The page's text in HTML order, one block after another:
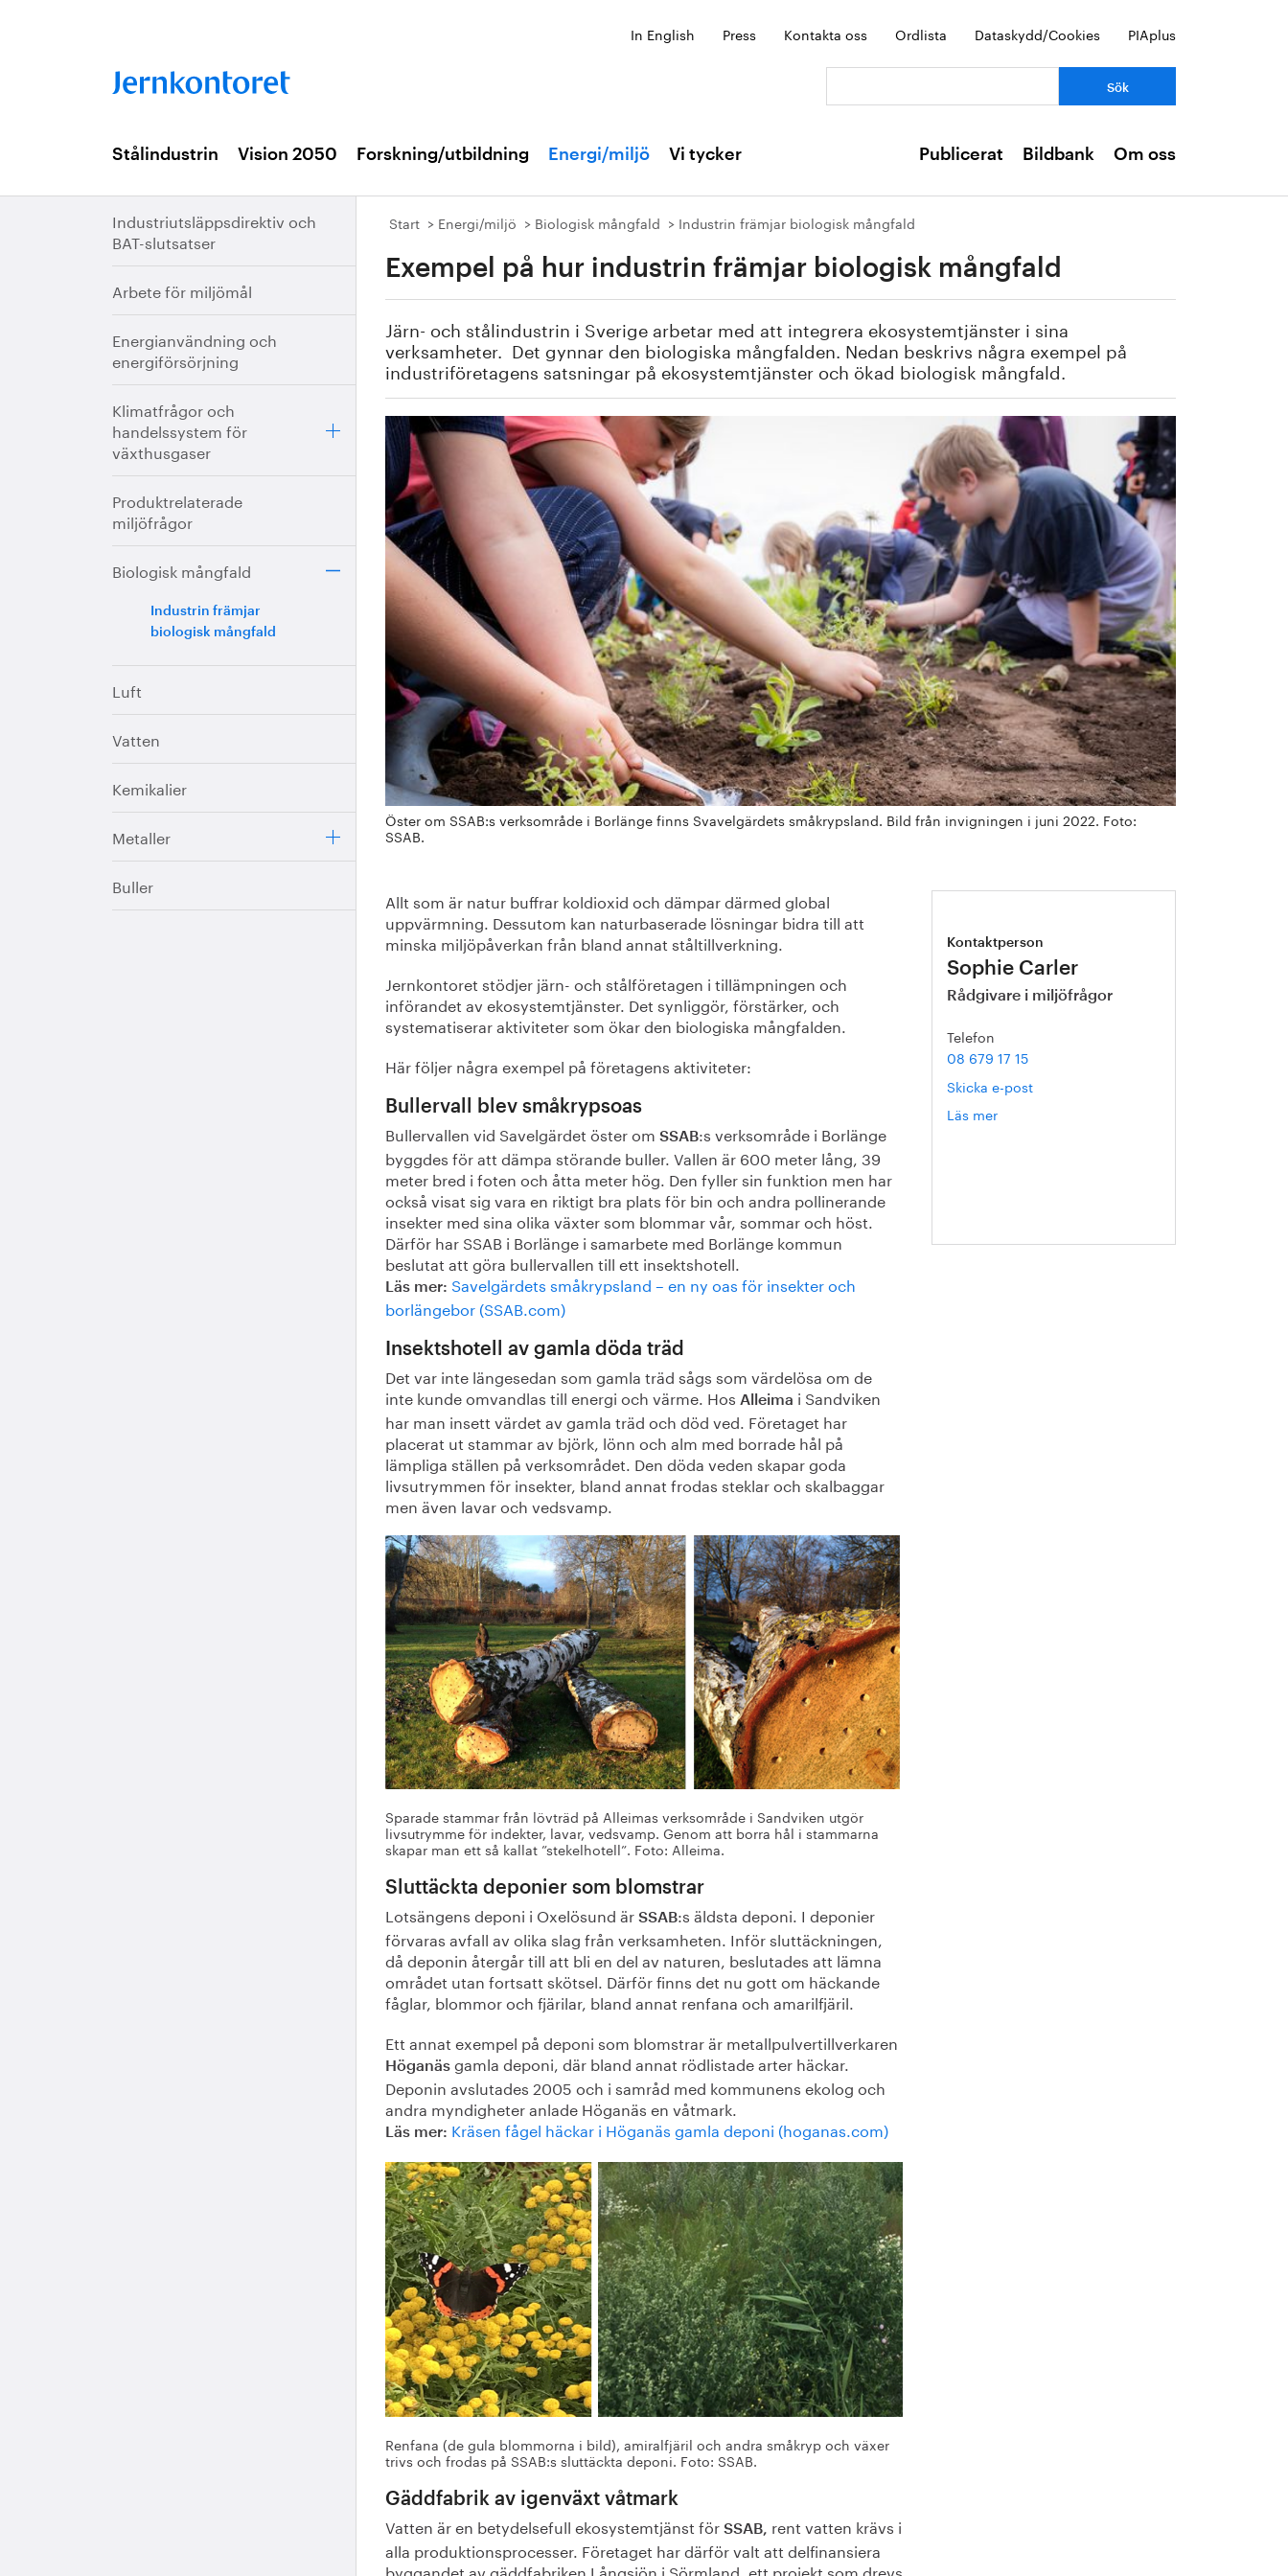
In English Press Kontakta oss Ordlista Dataskydd/Cookies PIAplus
Stålindustrin Vision 2050 Forskning/utbildning Energi/miljö Vi tycker Publicerat Bildbank Om oss
Industriutsläppsdirektiv och
BAT-slutsatser
Arbete för miljömål
Energianvändning och
energiförsörjning
Klimatfrågor och
handelssystem för
växthusgaser
Produktrelaterade
miljöfrågor
Biologisk mångfald
Industrin främjar
biologisk mångfald
Luft
Vatten
Kemikalier
Metaller
Buller
Start Energi/miljö Biologisk mångfald Industrin främjar biologisk mångfald
Exempel på hur industrin främjar biologisk mångfald
Järn- och stålindustrin i Sverige arbetar med att integrera ekosystemtjänster i sina
verksamheter. Det gynnar den biologiska mångfalden. Nedan beskrivs några exempel på
industriföretagens satsningar på ekosystemtjänster och ökad biologisk mångfald.
Öster om SSAB:s verksområde i Borlänge finns Svavelgärdets småkrypsland. Bild från invigningen i juni 2022. Foto:
SSAB.
Allt som är natur buffrar koldioxid och dämpar därmed global
uppvärmning. Dessutom kan naturbaserade lösningar bidra till att
minska miljöpåverkan från bland annat ståltillverkning.
Jernkontoret stödjer järn- och stålföretagen i tillämpningen och
införandet av ekosystemtjänster. Det synliggör, förstärker, och
systematiserar aktiviteter som ökar den biologiska mångfalden.
Här följer några exempel på företagens aktiviteter:
Bullervall blev småkrypsoas
Bullervallen vid Savelgärdet öster om SSAB:s verksområde i Borlänge
byggdes för att dämpa störande buller. Vallen är 600 meter lång, 39
meter bred i foten och åtta meter hög. Den fyller sin funktion men har
också visat sig vara en riktigt bra plats för bin och andra pollinerande
insekter med sina olika växter som blommar vår, sommar och höst.
Därför har SSAB i Borlänge i samarbete med Borlänge kommun
beslutat att göra bullervallen till ett insektshotell.
Läs mer: Savelgärdets småkrypsland – en ny oas för insekter och
borlängebor (SSAB.com)
Insektshotell av gamla döda träd
Det var inte längesedan som gamla träd sågs som värdelösa om de
inte kunde omvandlas till energi och värme. Hos Alleima i Sandviken
har man insett värdet av gamla träd och död ved. Företaget har
placerat ut stammar av björk, lönn och alm med borrade hål på
lämpliga ställen på verksområdet. Den döda veden skapar goda
livsutrymmen för insekter, bland annat frodas steklar och skalbaggar
men även lavar och vedsvamp.
Sparade stammar från lövträd på Alleimas verksområde i Sandviken utgör
livsutrymme för indekter, lavar, vedsvamp. Genom att borra hål i stammarna
skapar man ett så kallat ”stekelhotell”. Foto: Alleima.
Sluttäckta deponier som blomstrar
Lotsängens deponi i Oxelösund är SSAB:s äldsta deponi. I deponier
förvaras avfall av olika slag från verksamheten. Inför sluttäckningen,
då deponin återgår till att bli en del av naturen, beslutades att lämna
området utan fortsatt skötsel. Därför finns det nu gott om häckande
fåglar, blommor och fjärilar, bland annat renfana och amarilfjäril.
Ett annat exempel på deponi som blomstrar är metallpulvertillverkaren
Höganäs gamla deponi, där bland annat rödlistade arter häckar.
Deponin avslutades 2005 och i samråd med kommunens ekolog och
andra myndigheter anlade Höganäs en våtmark.
Läs mer: Kräsen fågel häckar i Höganäs gamla deponi (hoganas.com)
Renfana (de gula blommorna i bild), amiralfjäril och andra småkryp och växer
trivs och frodas på SSAB:s sluttäckta deponi. Foto: SSAB.
Gäddfabrik av igenväxt våtmark
Vatten är en betydelsefull ekosystemtjänst för SSAB, rent vatten krävs i
alla produktionsprocesser. Företaget har därför valt att delfinansiera
byggandet av gäddfabriken Långsjön i Sörmland, ett projekt som drevs
Kontaktperson
Sophie Carler
Rådgivare i miljöfrågor
Telefon
08 679 17 15
Skicka e-post
Läs mer